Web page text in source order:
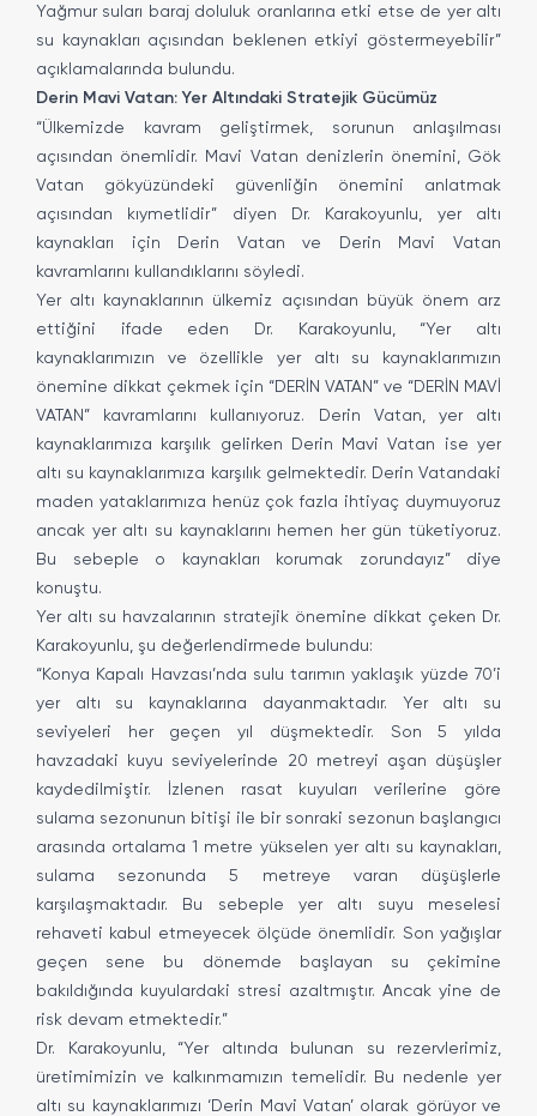
Yağmur suları baraj doluluk oranlarına etki etse de yer altı
su kaynakları açısından beklenen etkiyi göstermeyebilir”
açıklamalarında bulundu.
Derin Mavi Vatan: Yer Altındaki Stratejik Gücümüz
“Ülkemizde kavram geliştirmek, sorunun anlaşılması
açısından önemlidir. Mavi Vatan denizlerin önemini, Gök
Vatan gökyüzündeki güvenliğin önemini anlatmak
açısından kıymetlidir” diyen Dr. Karakoyunlu, yer altı
kaynakları için Derin Vatan ve Derin Mavi Vatan
kavramlarını kullandıklarını söyledi.
Yer altı kaynaklarının ülkemiz açısından büyük önem arz
ettiğini ifade eden Dr. Karakoyunlu, “Yer altı
kaynaklarımızın ve özellikle yer altı su kaynaklarımızın
önemine dikkat çekmek için “DERİN VATAN” ve “DERİN MAVİ
VATAN” kavramlarını kullanıyoruz. Derin Vatan, yer altı
kaynaklarımıza karşılık gelirken Derin Mavi Vatan ise yer
altı su kaynaklarımıza karşılık gelmektedir. Derin Vatandaki
maden yataklarımıza henüz çok fazla ihtiyaç duymuyoruz
ancak yer altı su kaynaklarını hemen her gün tüketiyoruz.
Bu sebeple o kaynakları korumak zorundayız” diye
konuştu.
Yer altı su havzalarının stratejik önemine dikkat çeken Dr.
Karakoyunlu, şu değerlendirmede bulundu:
“Konya Kapalı Havzası’nda sulu tarımın yaklaşık yüzde 70’i
yer altı su kaynaklarına dayanmaktadır. Yer altı su
seviyeleri her geçen yıl düşmektedir. Son 5 yılda
havzadaki kuyu seviyelerinde 20 metreyi aşan düşüşler
kaydedilmiştir. İzlenen rasat kuyuları verilerine göre
sulama sezonunun bitişi ile bir sonraki sezonun başlangıcı
arasında ortalama 1 metre yükselen yer altı su kaynakları,
sulama sezonunda 5 metreye varan düşüşlerle
karşılaşmaktadır. Bu sebeple yer altı suyu meselesi
rehaveti kabul etmeyecek ölçüde önemlidir. Son yağışlar
geçen sene bu dönemde başlayan su çekimine
bakıldığında kuyulardaki stresi azaltmıştır. Ancak yine de
risk devam etmektedir.”
Dr. Karakoyunlu, “Yer altında bulunan su rezervlerimiz,
üretimimizin ve kalkınmamızın temelidir. Bu nedenle yer
altı su kaynaklarımızı ‘Derin Mavi Vatan’ olarak görüyor ve